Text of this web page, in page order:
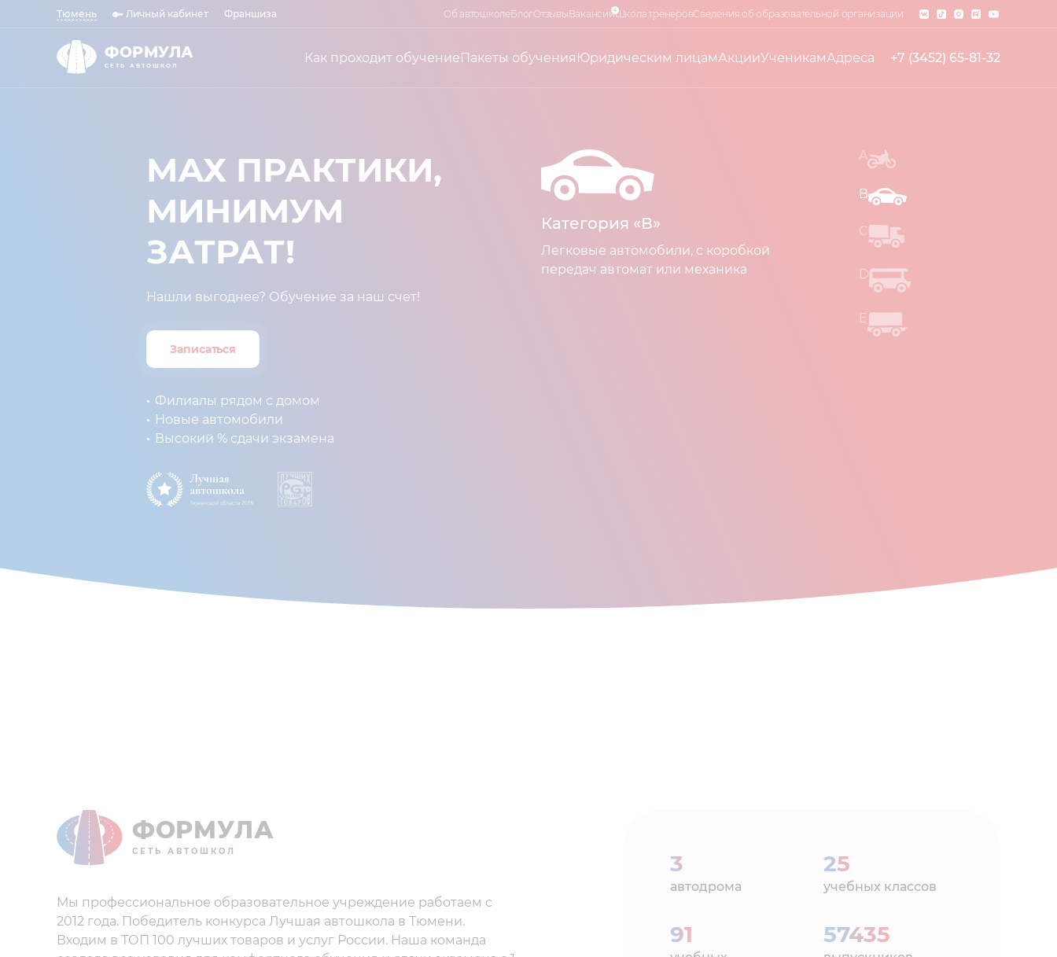
Тюмень Личный кабинет Франшиза Об автошколеБлогОтзывыВакансии4Школа тренеровСведения об образовательной организации
ФОРМУЛА
СЕТЬ АВТОШКОЛ
Как проходит обучениеПакеты обучения Юридическим лицамАкцииУченикамАдреса +7 (3452) 65-81-32
МАХ ПРАКТИКИ,
МИНИМУМ
ЗАТРАТ!⁣⁣
Нашли выгоднее? Обучение за наш счет!
Записаться
Филиалы рядом с домом
Новые автомобили
Высокий % сдачи экзамена
Категория «В»
Легковые автомобили, с коробкой
передач автомат или механика
A
B
C
D
E
ФОРМУЛА
СЕТЬ АВТОШКОЛ
Мы профессиональное образовательное учреждение работаем с
2012 года. Победитель конкурса Лучшая автошкола в Тюмени.
Входим в ТОП 100 лучших товаров и услуг России. Наша команда
3
автодрома
25
учебных классов
91 57435